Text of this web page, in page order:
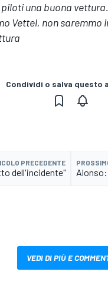
una buona
Vettel, non
Condividi o salva questo
PRECEDENTE
dell'incidente"
VEDI DI PIÙ E